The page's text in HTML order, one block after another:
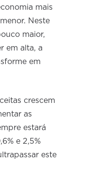
mais
Neste
maior,
em alta, a
em
crescem
as
estará
e 2,5%
este